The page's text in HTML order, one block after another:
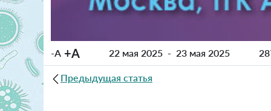
-A +A 22 мая 2025 - 23 мая 2025
Предыдущая статья